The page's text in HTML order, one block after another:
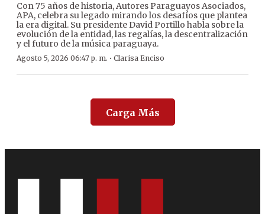
Con 75 años de historia, Autores Paraguayos Asociados,
APA, celebra su legado mirando los desafíos que plantea
la era digital. Su presidente David Portillo habla sobre la
evolución de la entidad, las regalías, la descentralización
y el futuro de la música paraguaya.
Agosto 5, 2026 06:47 p. m. · Clarisa Enciso
Carga Más